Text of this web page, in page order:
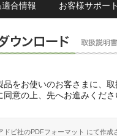
合情報 お客様サポート
品をお使いのお客さまに、
意の上、先へお進みくださ
ドビ社のPDFフォーマット にて作成